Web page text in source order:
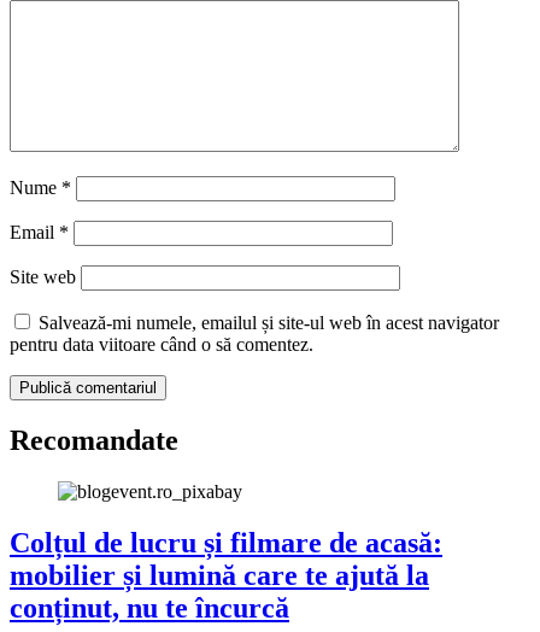
Nume *
Email *
Site web
Salvează-mi numele, emailul și site-ul web în acest navigator
pentru data viitoare când o să comentez.
Recomandate
Colțul de lucru și filmare de acasă:
mobilier și lumină care te ajută la
conținut, nu te încurcă